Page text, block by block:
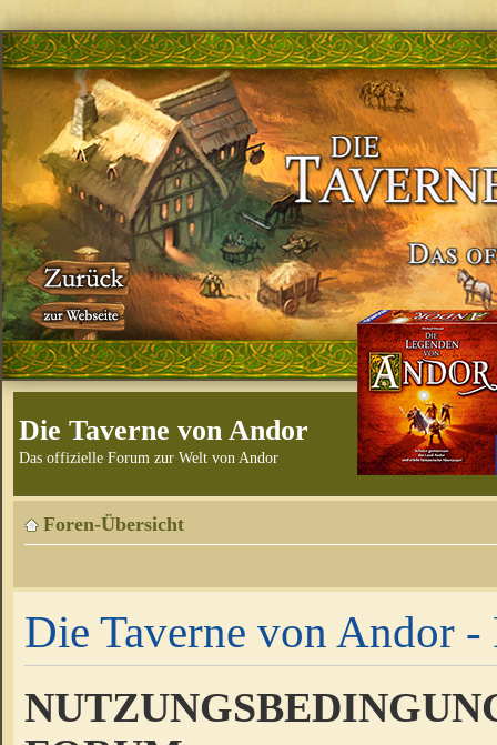
Die Taverne von Andor
Das offizielle Forum zur Welt von Andor
Foren-Übersicht
Die Taverne von Andor -